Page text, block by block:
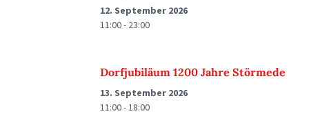
12. September 2026
11:00 - 23:00
Dorfjubiläum 1200 Jahre Störmede
13. September 2026
11:00 - 18:00